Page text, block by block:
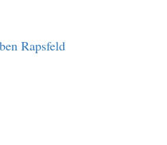
Rapsfeld